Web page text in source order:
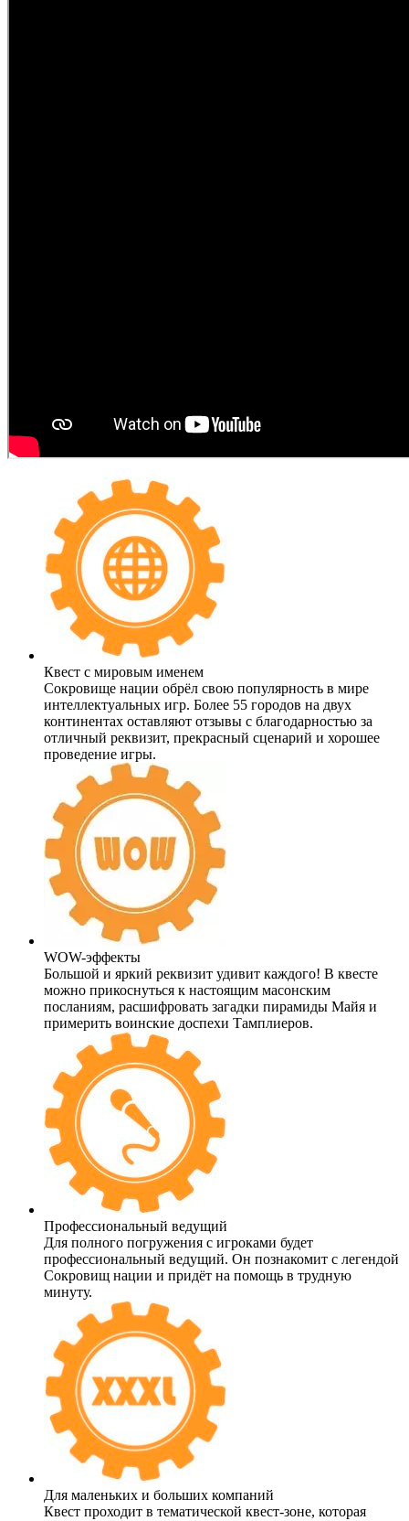
Квест с мировым именем
Сокровище нации обрёл свою популярность в мире
интеллектуальных игр. Более 55 городов на двух
континентах оставляют отзывы с благодарностью за
отличный реквизит, прекрасный сценарий и хорошее
проведение игры.
WOW-эффекты
Большой и яркий реквизит удивит каждого! В квесте
можно прикоснуться к настоящим масонским
посланиям, расшифровать загадки пирамиды Майя и
примерить воинские доспехи Тамплиеров.
Профессиональный ведущий
Для полного погружения с игроками будет
профессиональный ведущий. Он познакомит с легендой
Сокровищ нации и придёт на помощь в трудную
минуту.
Для маленьких и больших компаний
Квест проходит в тематической квест-зоне, которая